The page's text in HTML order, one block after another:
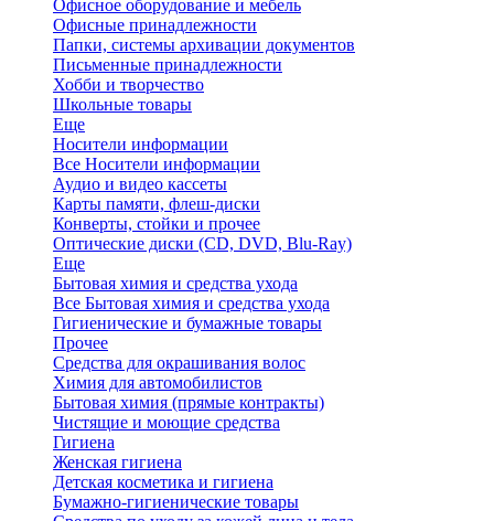
Офисное оборудование и мебель
Офисные принадлежности
Папки, системы архивации документов
Письменные принадлежности
Хобби и творчество
Школьные товары
Еще
Носители информации
Все Носители информации
Аудио и видео кассеты
Карты памяти, флеш-диски
Конверты, стойки и прочее
Оптические диски (CD, DVD, Blu-Ray)
Еще
Бытовая химия и средства ухода
Все Бытовая химия и средства ухода
Гигиенические и бумажные товары
Прочее
Средства для окрашивания волос
Химия для автомобилистов
Бытовая химия (прямые контракты)
Чистящие и моющие средства
Гигиена
Женская гигиена
Детская косметика и гигиена
Бумажно-гигиенические товары